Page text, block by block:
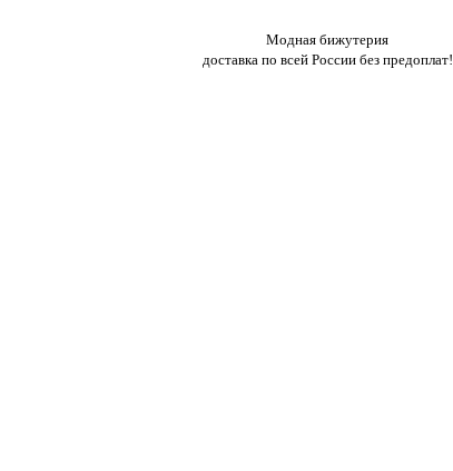
Модная бижутерия
доставка по всей России без предоплат!